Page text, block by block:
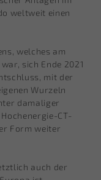
weltweit einen
welches am
sich Ende 2021
mit der
Wurzeln
damaliger
CT-
Form weiter
auch der